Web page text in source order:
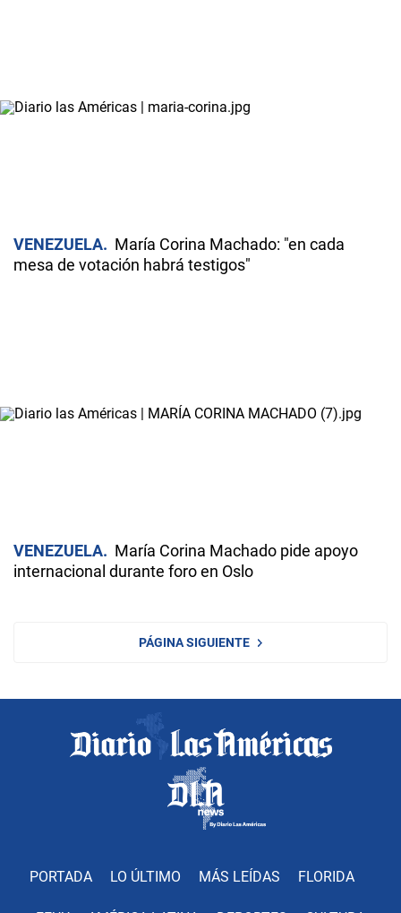
VENEZUELA
María Corina Machado: "en cada
mesa de votación habrá testigos"
VENEZUELA
María Corina Machado pide apoyo
internacional durante foro en Oslo
PÁGINA SIGUIENTE
PORTADA LO ÚLTIMO MÁS LEÍDAS FLORIDA